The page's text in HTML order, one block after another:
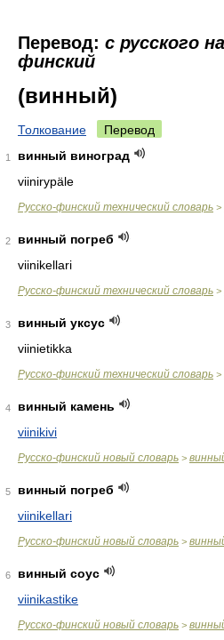
Перевод: с русского на
финский
(винный)
Толкование Перевод
1
винный виноград
viinirypäle
Русско-финский технический словарь >
2
винный погреб
viinikellari
Русско-финский технический словарь >
3
винный уксус
viinietikka
Русско-финский технический словарь >
4
винный камень
viinikivi
Русско-финский новый словарь >
5
винный погреб
viinikellari
Русско-финский новый словарь >
6
винный соус
viinikastike
Русско-финский новый словарь >